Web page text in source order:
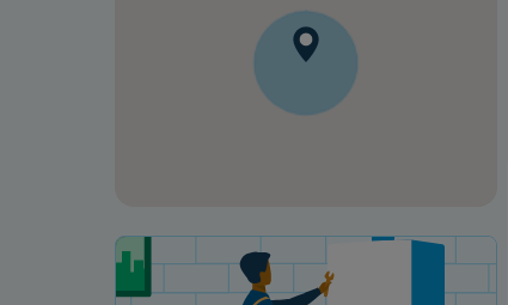
Votre projet de rénovation